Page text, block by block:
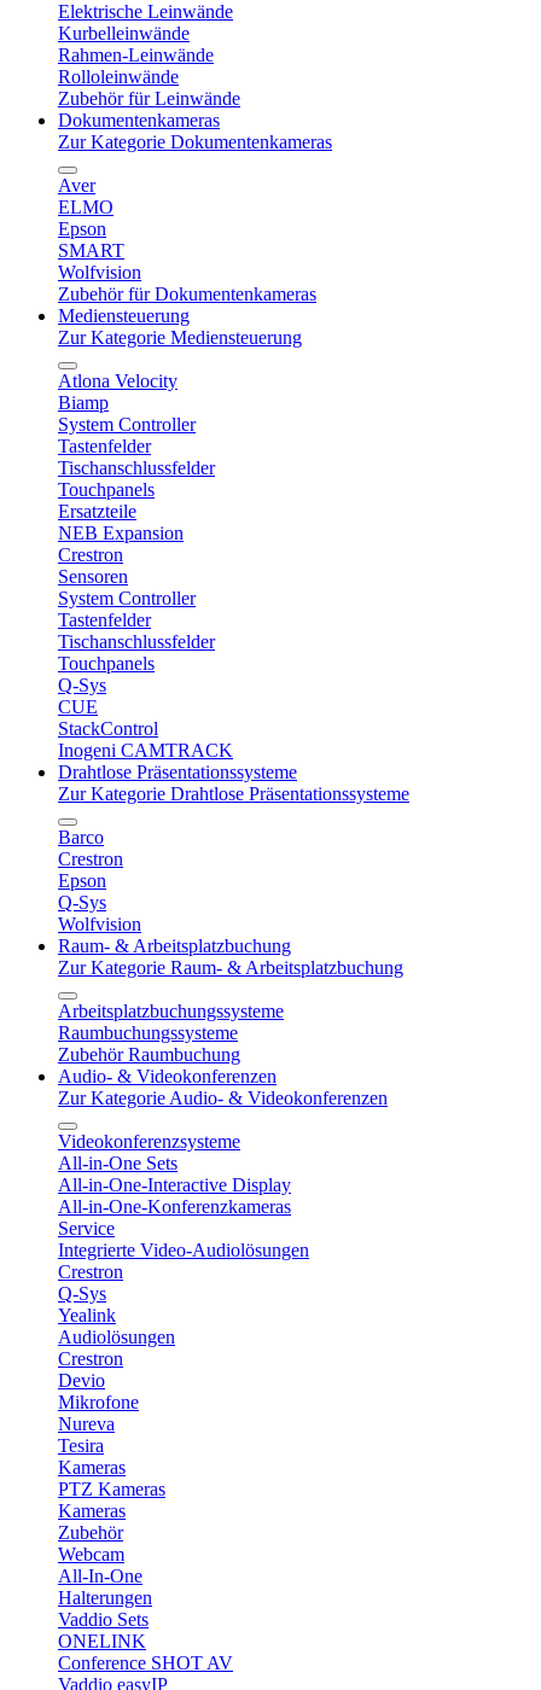
Elektrische Leinwände
Kurbelleinwände
Rahmen-Leinwände
Rolloleinwände
Zubehör für Leinwände
Dokumentenkameras
Zur Kategorie Dokumentenkameras
Aver
ELMO
Epson
SMART
Wolfvision
Zubehör für Dokumentenkameras
Mediensteuerung
Zur Kategorie Mediensteuerung
Atlona Velocity
Biamp
System Controller
Tastenfelder
Tischanschlussfelder
Touchpanels
Ersatzteile
NEB Expansion
Crestron
Sensoren
System Controller
Tastenfelder
Tischanschlussfelder
Touchpanels
Q-Sys
CUE
StackControl
Inogeni CAMTRACK
Drahtlose Präsentationssysteme
Zur Kategorie Drahtlose Präsentationssysteme
Barco
Crestron
Epson
Q-Sys
Wolfvision
Raum- & Arbeitsplatzbuchung
Zur Kategorie Raum- & Arbeitsplatzbuchung
Arbeitsplatzbuchungssysteme
Raumbuchungssysteme
Zubehör Raumbuchung
Audio- & Videokonferenzen
Zur Kategorie Audio- & Videokonferenzen
Videokonferenzsysteme
All-in-One Sets
All-in-One-Interactive Display
All-in-One-Konferenzkameras
Service
Integrierte Video-Audiolösungen
Crestron
Q-Sys
Yealink
Audiolösungen
Crestron
Devio
Mikrofone
Nureva
Tesira
Kameras
PTZ Kameras
Kameras
Zubehör
Webcam
All-In-One
Halterungen
Vaddio Sets
ONELINK
Conference SHOT AV
Vaddio easyIP